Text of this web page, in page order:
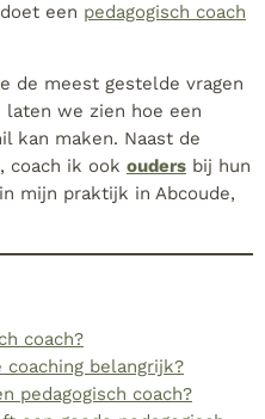
een pedagogisch coach
de meest gestelde vragen
laten we zien hoe een
kan maken. Naast de
coach ik ook ouders bij hun
mijn praktijk in Abcoude,
coach?
coaching belangrijk?
pedagogisch coach?